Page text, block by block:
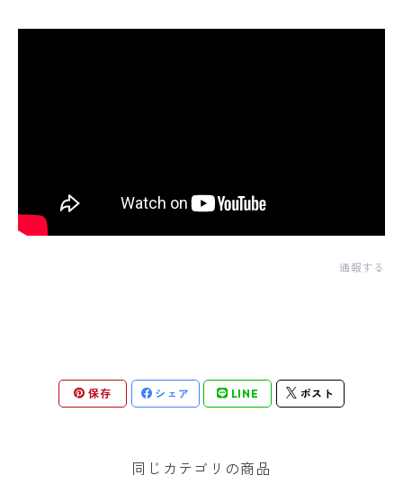
通報する
保存 シェア LINE ポスト
同じカテゴリの商品